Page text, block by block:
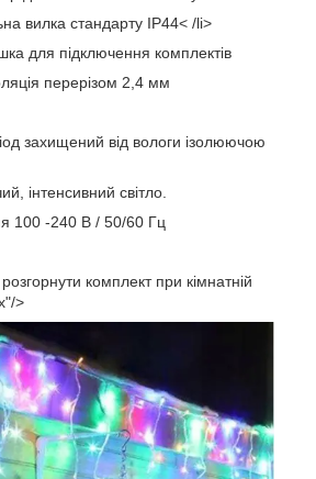
вилка стандарту IP44< /li>
для підключення комплектів
перерізом 2,4 мм
захищений від вологи ізолюючою
інтенсивний світло.
100 -240 В / 50/60 Гц
комплект при кімнатній
>